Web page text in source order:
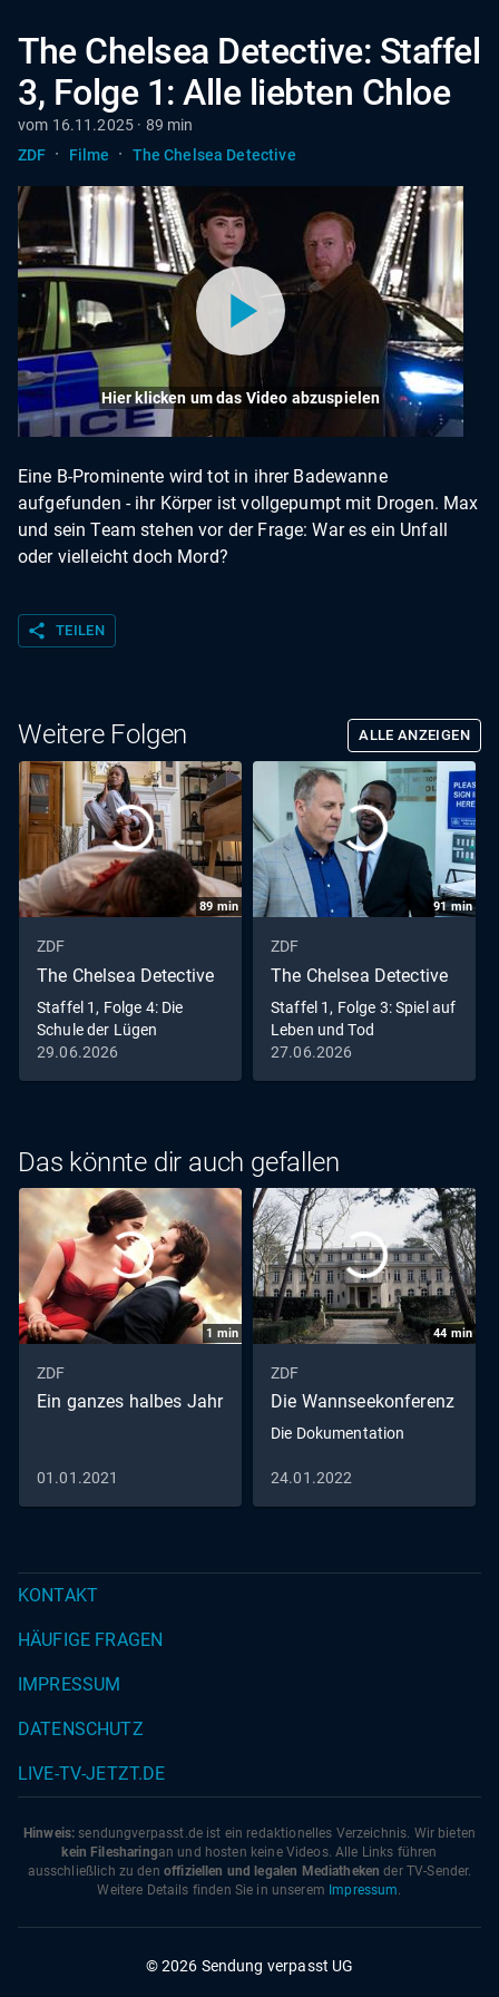
The Chelsea Detective: Staffel
3, Folge 1: Alle liebten Chloe
vom 16.11.2025 · 89 min
ZDF · Filme · The Chelsea Detective
Hier klicken um das Video abzuspielen
Eine B-Prominente wird tot in ihrer Badewanne
aufgefunden - ihr Körper ist vollgepumpt mit Drogen. Max
und sein Team stehen vor der Frage: War es ein Unfall
oder vielleicht doch Mord?
share TEILEN
Weitere Folgen ALLE ANZEIGEN
89 min
ZDF
The Chelsea Detective
Staffel 1, Folge 4: Die
Schule der Lügen
29.06.2026
91min
ZDF
The Chelsea Detective
Staffel 1, Folge 3: Spiel auf
Leben und Tod
27.06.2026
Das könnte dir auch gefallen
1 min
ZDF
Ein ganzes halbes Jahr
01.01.2021
44 min
ZDF
Die Wannseekonferenz
Die Dokumentation
24.01.2022
KONTAKT
HÄUFIGE FRAGEN
IMPRESSUM
DATENSCHUTZ
LIVE-TV-JETZT.DE
Hinweis: sendungverpasst.de ist ein redaktionelles Verzeichnis. Wir bieten
kein Filesharingan und hosten keine Videos. Alle Links führen
ausschließlich zu den offiziellen und legalen Mediatheken der TV-Sender.
Weitere Details finden Sie in unserem Impressum.
© 2026 Sendung verpasst UG